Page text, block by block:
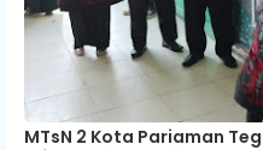
MTsN 2 Kota Pariaman